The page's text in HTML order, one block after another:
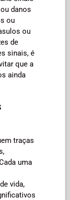
danos
ou
ou
de
sinais, é
que a
ainda
traças
uma
vida,